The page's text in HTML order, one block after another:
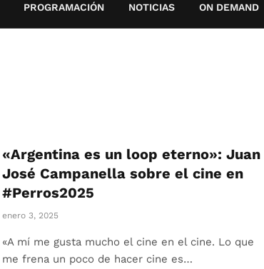
PROGRAMACIÓN NOTICIAS ON DEMAND
«Argentina es un loop eterno»: Juan
José Campanella sobre el cine en
#Perros2025
enero 3, 2025
«A mí me gusta mucho el cine en el cine. Lo que
me frena un poco de hacer cine es…